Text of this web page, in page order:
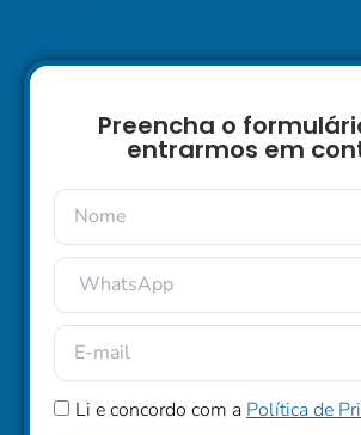
Preencha o
entrarmos em
Li e concordo com a Política de